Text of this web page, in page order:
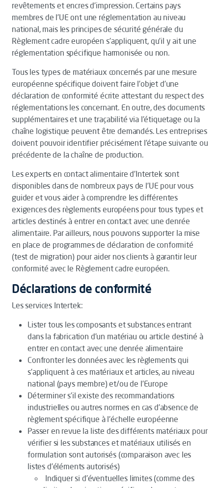
revêtements et encres d’impression. Certains pays
membres de l’UE ont une réglementation au niveau
national, mais les principes de sécurité générale du
Règlement cadre européen s’appliquent, qu’il y ait une
réglementation spécifique harmonisée ou non.
Tous les types de matériaux concernés par une mesure
européenne spécifique doivent faire l’objet d’une
déclaration de conformité écrite attestant du respect des
réglementations les concernant. En outre, des documents
supplémentaires et une traçabilité via l’étiquetage ou la
chaîne logistique peuvent être demandés. Les entreprises
doivent pouvoir identifier précisément l’étape suivante ou
précédente de la chaîne de production.
Les experts en contact alimentaire d’Intertek sont
disponibles dans de nombreux pays de l’UE pour vous
guider et vous aider à comprendre les différentes
exigences des règlements européens pour tous types et
articles destinés à entrer en contact avec une denrée
alimentaire. Par ailleurs, nous pouvons supporter la mise
en place de programmes de déclaration de conformité
(test de migration) pour aider nos clients à garantir leur
conformité avec le Règlement cadre européen.
Déclarations de conformité
Les services Intertek:
Lister tous les composants et substances entrant
dans la fabrication d’un matériau ou article destiné à
entrer en contact avec une denrée alimentaire
Confronter les données avec les règlements qui
s’appliquent à ces matériaux et articles, au niveau
national (pays membre) et/ou de l’Europe
Déterminer s’il existe des recommandations
industrielles ou autres normes en cas d’absence de
règlement spécifique à l'échelle européenne
Passer en revue la liste des différents matériaux pour
vérifier si les substances et matériaux utilisés en
formulation sont autorisés (comparaison avec les
listes d’éléments autorisés)
Indiquer si d’éventuelles limites (comme des